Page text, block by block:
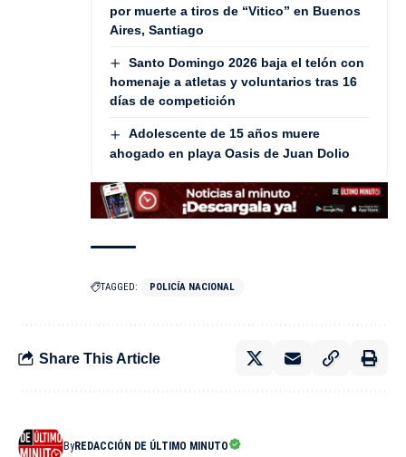
por muerte a tiros de “Vitico” en Buenos
Aires, Santiago
Santo Domingo 2026 baja el telón con
homenaje a atletas y voluntarios tras 16
días de competición
Adolescente de 15 años muere
ahogado en playa Oasis de Juan Dolio
TAGGED: POLICÍA NACIONAL
Share This Article
ByREDACCIÓN DE ÚLTIMO MINUTO